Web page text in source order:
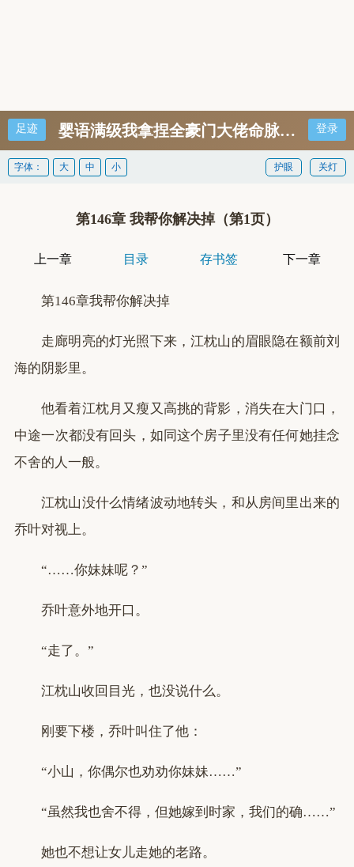
足迹 婴语满级我拿捏全豪门大佬命脉宋予白简
登录
关灯
护眼
字体： 大 中 小
第146章 我帮你解决掉（第1页）
上一章 目录 存书签 下一章
第146章我帮你解决掉
走廊明亮的灯光照下来，江枕山的眉眼隐在额前刘
海的阴影里。
他看着江枕月又瘦又高挑的背影，消失在大门口，
中途一次都没有回头，如同这个房子里没有任何她挂念
不舍的人一般。
江枕山没什么情绪波动地转头，和从房间里出来的
乔叶对视上。
“……你妹妹呢？”
乔叶意外地开口。
“走了。”
江枕山收回目光，也没说什么。
刚要下楼，乔叶叫住了他：
“小山，你偶尔也劝劝你妹妹……”
“虽然我也舍不得，但她嫁到时家，我们的确……”
她也不想让女儿走她的老路。